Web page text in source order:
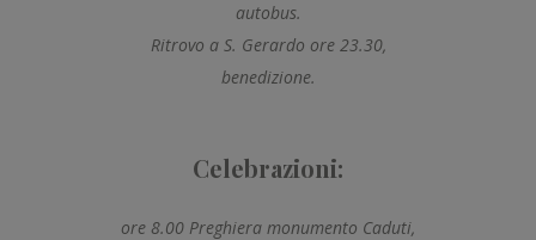
autobus.
Ritrovo a S. Gerardo ore 23.30,
benedizione.
Celebrazioni:
ore 8.00 Preghiera monumento Caduti,